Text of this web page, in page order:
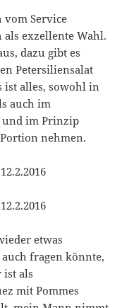
vom Service
exzellente Wahl.
dazu gibt es
Petersiliensalat
ist alles, sowohl in
auch im
und im Prinzip
nehmen.
etwas
fragen könnte,
ist als
mit Pommes